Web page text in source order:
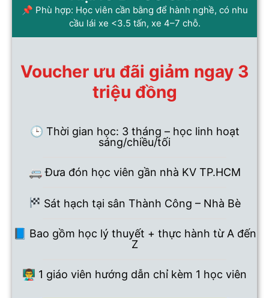
📌 Phù hợp: Học viên cần bằng để hành nghề, có nhu
cầu lái xe <3.5 tấn, xe 4–7 chỗ.
Voucher ưu đãi giảm ngay 3
triệu đồng
🕒 Thời gian học: 3 tháng – học linh hoạt
sáng/chiều/tối
🚐 Đưa đón học viên gần nhà KV TP.HCM
Sát hạch tại sân Thành Công – Nhà Bè
📘 Bao gồm học lý thuyết + thực hành từ A đến
Z
👨‍🏫 1 giáo viên hướng dẫn chỉ kèm 1 học viên